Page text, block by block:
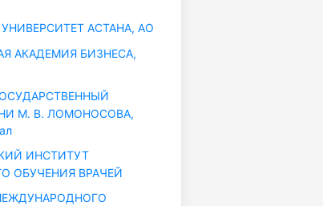
АСТАНА, АО
АКАДЕМИЯ БИЗНЕСА,
М. В. ЛОМОНОСОВА,
ИНСТИТУТ
ОБУЧЕНИЯ ВРАЧЕЙ